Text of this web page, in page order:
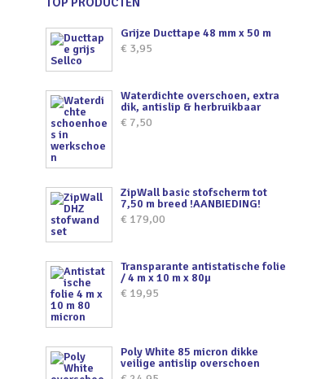
Grijze Ducttape 48 mm x 50 m
€ 3,95
Waterdichte overschoen, extra
dik, antislip & herbruikbaar
€ 7,50
ZipWall basic stofscherm tot
7,50 m breed !AANBIEDING!
€ 179,00
Transparante antistatische folie
/ 4 m x 10 m x 80µ
€ 19,95
Poly White 85 micron dikke
veilige antislip overschoen